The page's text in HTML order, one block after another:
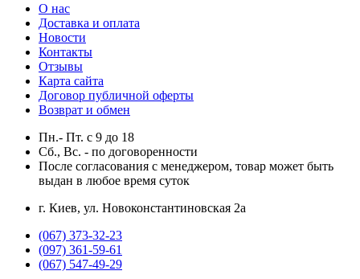
О нас
Доставка и оплата
Новости
Контакты
Отзывы
Карта сайта
Договор публичной оферты
Возврат и обмен
Пн.- Пт. с 9 до 18
Сб., Вс. - по договоренности
После согласования с менеджером, товар может быть
выдан в любое время суток
г. Киев, ул. Новоконстантиновская 2а
(067) 373-32-23
(097) 361-59-61
(067) 547-49-29